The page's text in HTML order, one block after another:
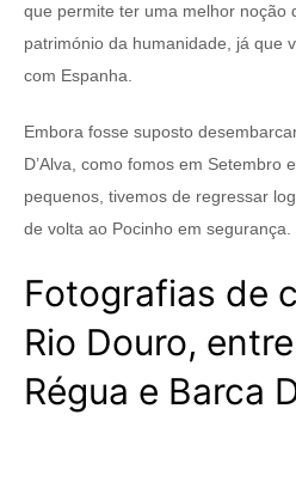
que permite ter uma melhor noção
património da humanidade, já que
com Espanha.
Embora fosse suposto
D’Alva, como fomos em Setembro
pequenos, tivemos de regressar
de volta ao Pocinho em segurança.
Fotografias de
Rio Douro,
Régua e Barca